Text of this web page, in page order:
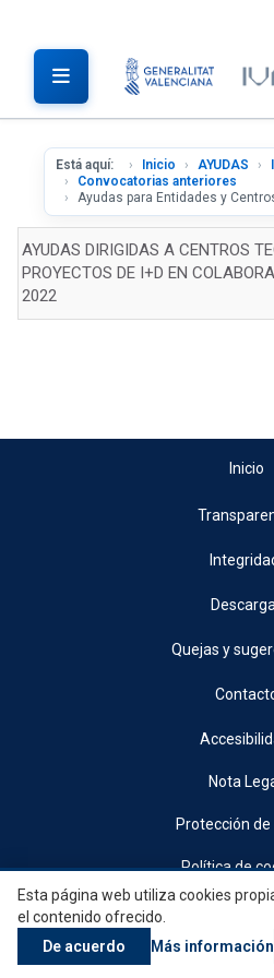
Está aquí: Inicio AYUDAS
Convocatorias anteriores
Ayudas para Entidades y
AYUDAS DIRIGIDAS A CENTROS
PROYECTOS DE I+D EN
2022
Inicio
Quejas y
Nota
Protección
Política de
© 2026, Generalitat • Conselleria
Institut Valencià de
Esta página web utiliza cookies
el contenido ofrecido.
De acuerdo
Más información